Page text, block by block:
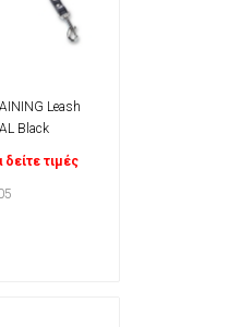
Leash
Black
δείτε τιμές